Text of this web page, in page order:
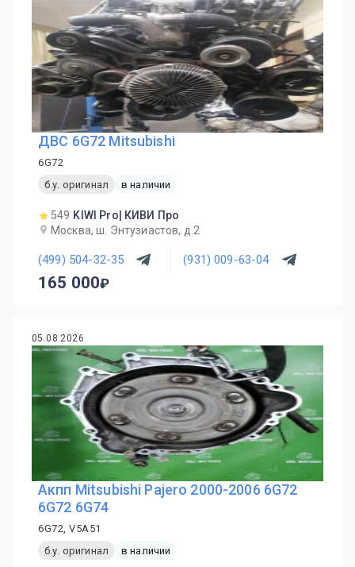
ДВС 6G72 Mitsubishi
6G72
б.у. оригинал
в наличии
549 KIWI Pro| КИВИ Про
Москва, ш. Энтузиастов, д.2
(499) 504-32-35 (931) 009-63-04
165 000
05.08.2026
Акпп Mitsubishi Pajero 2000-2006 6G72
6G72 6G74
6G72, V5A51
б.у. оригинал
в наличии